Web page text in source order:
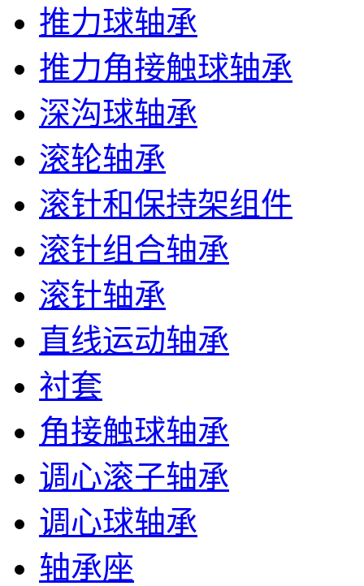
推力球轴承
推力角接触球轴承
深沟球轴承
滚轮轴承
滚针和保持架组件
滚针组合轴承
滚针轴承
直线运动轴承
衬套
角接触球轴承
调心滚子轴承
调心球轴承
轴承座